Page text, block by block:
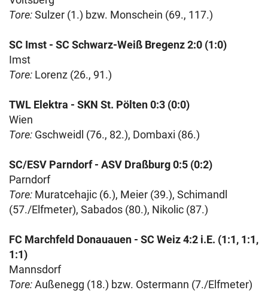
Tore:Sulzer (1.) bzw. Monschein (69., 117.)
SC Imst - SC Schwarz-Weiß Bregenz 2:0 (1:0)
Imst
Tore: Lorenz (26., 91.)
TWL Elektra - SKN St. Pölten 0:3 (0:0)
Wien
Tore: Gschweidl (76., 82.), Dombaxi (86.)
SC/ESV Parndorf - ASV Draßburg 0:5 (0:2)
Parndorf
Tore: Muratcehajic (6.), Meier (39.), Schimandl
(57./Elfmeter), Sabados (80.), Nikolic (87.)
FC Marchfeld Donauauen - SC Weiz 4:2 i.E. (1:1, 1:1,
1:1)
Mannsdorf
Tore:Außenegg (18.) bzw. Ostermann (7./Elfmeter)